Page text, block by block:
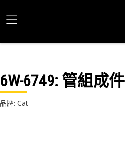
6W-6749: 管組成件
品牌: Cat